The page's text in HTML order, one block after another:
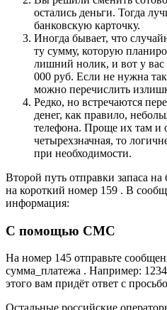
остались деньги. Тогда
банковскую карточку.
Иногда бывает, что
ту сумму, которую
лишний нолик, и вот у вас
000 руб. Если не нужна
можно перечислить
Редко, но встречаются
денег, как правило,
телефона. Проще их там и
четырехзначная, то
при необходимости.
Второй путь отправки запаса
на короткий номер 159 . В
информация:
С помощью СМС
На номер 145 отправьте
сумма_платежа . Например:
этого вам придёт ответ с